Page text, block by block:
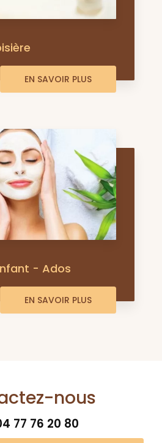
EN SAVOIR PLUS
- Ados
EN SAVOIR PLUS
nous
77 76 20 80